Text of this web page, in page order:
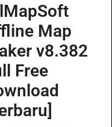
Map
v8.382
Free